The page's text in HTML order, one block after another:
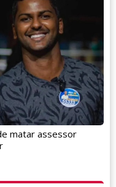
matar assessor